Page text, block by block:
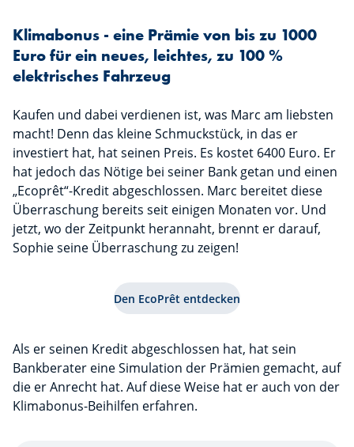
Klimabonus - eine Prämie von bis zu 1000
Euro für ein neues, leichtes, zu 100 %
elektrisches Fahrzeug
Kaufen und dabei verdienen ist, was Marc am liebsten
macht! Denn das kleine Schmuckstück, in das er
investiert hat, hat seinen Preis. Es kostet 6400 Euro. Er
hat jedoch das Nötige bei seiner Bank getan und einen
„Ecoprêt“-Kredit abgeschlossen. Marc bereitet diese
Überraschung bereits seit einigen Monaten vor. Und
jetzt, wo der Zeitpunkt herannaht, brennt er darauf,
Sophie seine Überraschung zu zeigen!
Den EcoPrêt entdecken
Als er seinen Kredit abgeschlossen hat, hat sein
Bankberater eine Simulation der Prämien gemacht, auf
die er Anrecht hat. Auf diese Weise hat er auch von der
Klimabonus-Beihilfen erfahren.